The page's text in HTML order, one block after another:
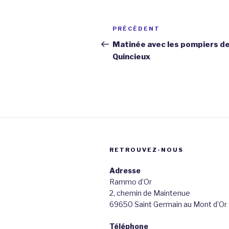
Navigation
de
l’article
Article
précédent
PRÉCÉDENT
Matinée avec les pompiers de
Quincieux
RETROUVEZ-NOUS
Adresse
Rammo d’Or
2, chemin de Maintenue
69650 Saint Germain au Mont d’Or
Téléphone